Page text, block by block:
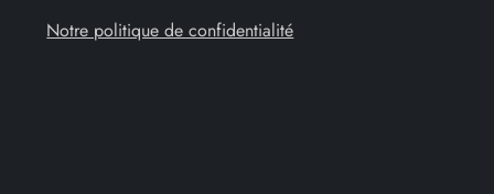
Notre politique de confidentialité